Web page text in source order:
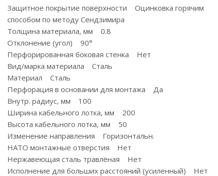
Защитное покрытие поверхности Оцинковка горячим
способом по методу Сендзимира
Толщина материала, мм 0.8
Отклонение (угол) 90°
Перфорированная боковая стенка Нет
Вид/марка материала Сталь
Материал Сталь
Перфорация в основании для монтажа Да
Внутр. радиус, мм 100
Ширина кабельного лотка, мм 200
Высота кабельного лотка, мм 50
Изменение направления Горизонтальн.
НАТО монтажные отверстия Нет
Нержавеющая сталь травлёная Нет
Исполнение для больших расстояний (усиленный) Нет